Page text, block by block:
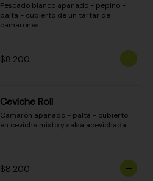
Pescado blanco apanado - pepino -
palta - cubierto de un tartar de
camarones
$8.200
Ceviche Roll
Camarón apanado - palta - cubierto
en ceviche mixto y salsa acevichada
$8.200